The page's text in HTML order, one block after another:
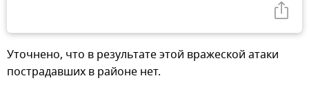
Уточнено, что в результате этой вражеской атаки
пострадавших в районе нет.